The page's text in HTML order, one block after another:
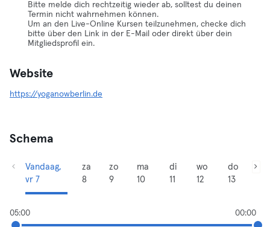
Bitte melde dich rechtzeitig wieder ab, solltest du deinen
Termin nicht wahrnehmen können.
Um an den Live-Online Kursen teilzunehmen, checke dich
bitte über den Link in der E-Mail oder direkt über dein
Mitgliedsprofil ein.
Website
https://yoganowberlin.de
Schema
Vandaag,
vr 7
za
8
zo
9
ma
10
di
11
wo
12
do
13
05:00 00:00